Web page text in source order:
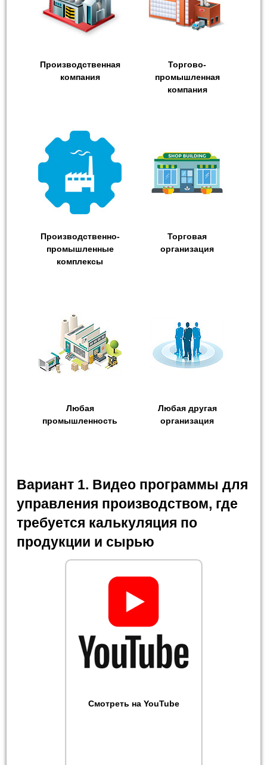
Производственная
компания
Торгово-
промышленная
компания
Производственно-
промышленные
комплексы
Торговая
организация
Любая
промышленность
Любая другая
организация
Вариант 1. Видео программы для
управления производством, где
требуется калькуляция по
продукции и сырью
Смотреть на YouTube